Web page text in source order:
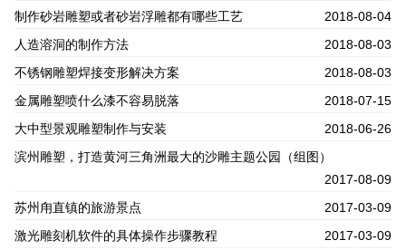
制作砂岩雕塑或者砂岩浮雕都有哪些工艺
2018-08-04
人造溶洞的制作方法
2018-08-03
不锈钢雕塑焊接变形解决方案
2018-08-03
金属雕塑喷什么漆不容易脱落
2018-07-15
大中型景观雕塑制作与安装
2018-06-26
滨州雕塑，打造黄河三角洲最大的沙雕主题公园（组图）
2017-08-09
苏州甪直镇的旅游景点
2017-03-09
激光雕刻机软件的具体操作步骤教程
2017-03-09